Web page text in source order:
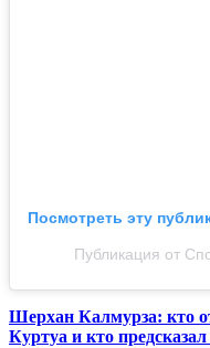
Посмотреть эту
Публикация от
Шерхан Калмурза: кто
Куртуа и кто